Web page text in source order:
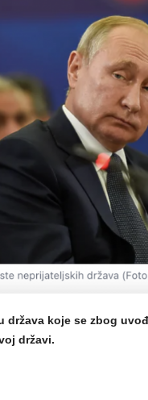
država koje se zbog
državi.